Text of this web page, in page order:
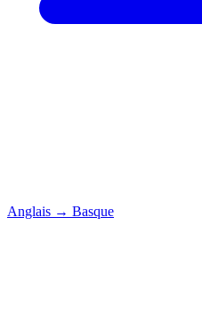
Anglais → Basque